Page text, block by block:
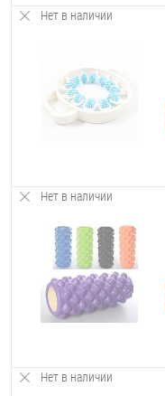
Нет в наличии
Нет в наличии
Нет в наличии